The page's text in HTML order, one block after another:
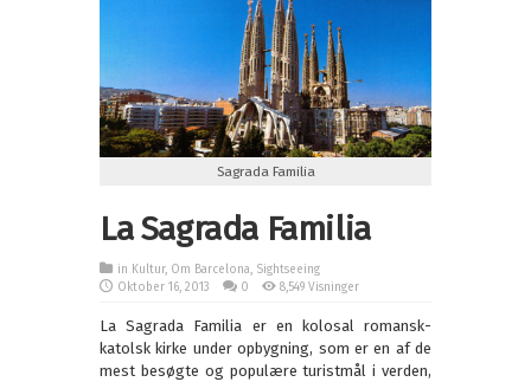
Sagrada Familia
La Sagrada Familia
in Kultur, Om Barcelona, Sightseeing
Oktober 16, 2013
0 8,549 Visninger
La Sagrada Familia er en kolosal romansk-
katolsk kirke under opbygning, som er en af de
mest besøgte og populære turistmål i verden,